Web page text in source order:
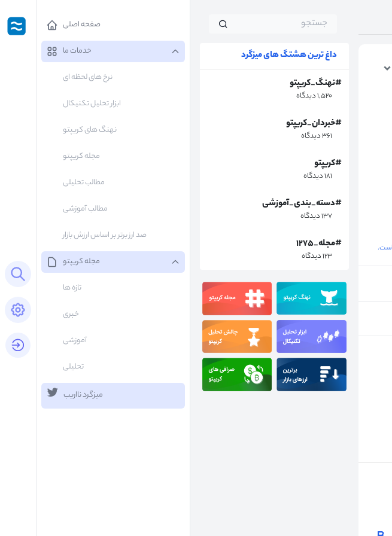
Open search panel
Open settings panel
login button
صفحه اصلی
خدمات ما
نرخ های لحظه ای
ابزار تحلیل تکنیکال
نهنگ های کریپتو
مجله کریپتو
مطالب تحلیلی
مطالب آموزشی
صد ارز برتر بر اساس ارزش بازار
مجله کریپتو
تازه ها
خبری
آموزشی
تحلیلی
میزگرد نااریب
داغ ترین هشتگ های میزگرد
#نهنگ_کریپتو
۱,۵۲۰ دیدگاه
#خبردان_کریپتو
۳۶۱ دیدگاه
#کریپتو
۱۸۱ دیدگاه
#دسته_بندی_آموزشی
۱۳۷ دیدگاه
#مجله_۱۲۷۵
۱۲۳ دیدگاه